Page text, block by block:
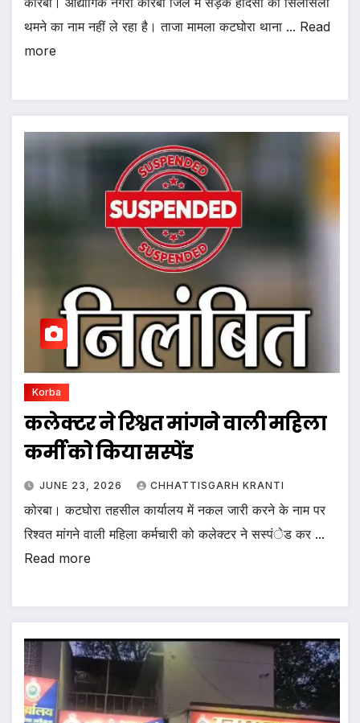
थमने का नाम नहीं ले रहा है। ताजा मामला कटघोरा थाना ... Read
more
Korba
कलेक्टर ने रिश्वत मांगने वाली महिला
कर्मी को किया सस्पेंड
JUNE 23, 2026 CHHATTISGARH KRANTI
कोरबा। कटघोरा तहसील कार्यालय में नकल जारी करने के नाम पर
रिश्वत मांगने वाली महिला कर्मचारी को कलेक्टर ने सस्पंेड कर ...
Read more